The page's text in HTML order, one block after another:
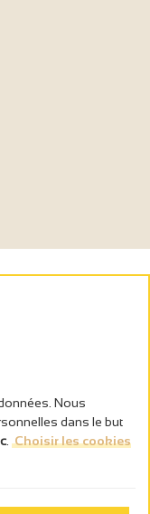
à consommer avec
Nous
dans le but
Choisir les cookies